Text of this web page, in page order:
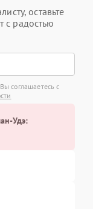
оставьте
с радостью
соглашаетесь с
Удэ: